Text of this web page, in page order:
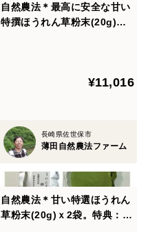
自然農法＊最高に安全な甘い
特撰ほうれん草粉末(20g)ｘ3
り）国産自家採取の幻の種。
¥11,016
長崎県佐世保市
薄田自然農法ファーム
自然農法＊甘い特選ほうれん
草粉末(20g)ｘ2袋。特典：1